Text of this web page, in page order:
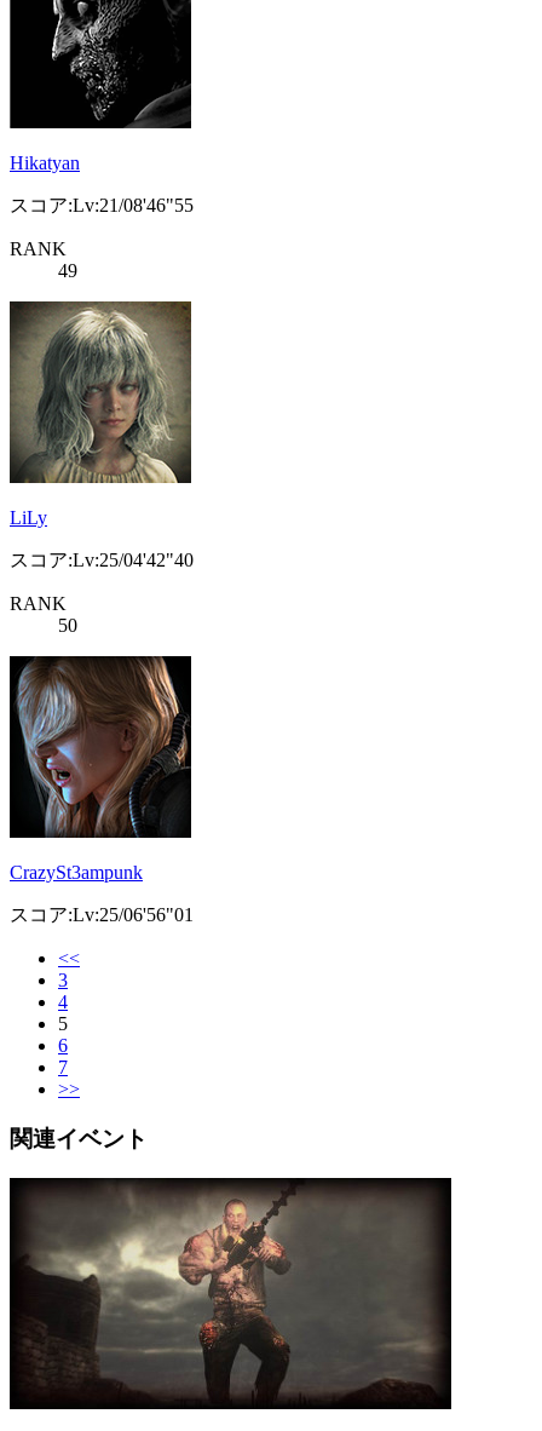
Hikatyan
スコア:Lv:21/08'46"55
RANK
49
LiLy
スコア:Lv:25/04'42"40
RANK
50
CrazySt3ampunk
スコア:Lv:25/06'56"01
<<
3
4
5
6
7
>>
関連イベント